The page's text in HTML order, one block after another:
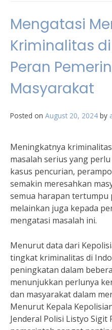
Mengatasi
Kriminalitas
Peran
Masyarakat
Posted on August 20, 2024 by
Meningkatnya
masalah serius yang
kasus pencurian,
semakin meresahkan
semua harapan tertumpu
melainkan juga kepada
mengatasi masalah ini.
Menurut data dari
tingkat kriminalitas di
peningkatan dalam
menunjukkan perlunya
dan masyarakat dalam
Menurut Kepala
Jenderal Polisi Listyo Sigit